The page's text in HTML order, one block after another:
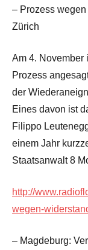
– Prozess
Zürich
Am 4. November
Prozess
der
Eines davon ist
Filippo
einem Jahr
Staatsanwalt 8
http://
wegen-
– Magdeburg: